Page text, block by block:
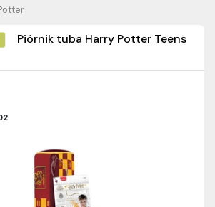
Piórnik tuba Harry Potter Teens